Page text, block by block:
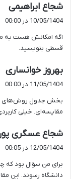
شجاع ابراهیمی
ف
:
10/05/1404 در 00:00
اگه امکانش هست یه
قسطی بنویسید.
بهروز خوانساری
:
11/05/1404 در 00:00
بخش جدول روش‌های
مقایسه‌ای. خیلی
شجاع عسگری پور
12/05/1404 در 00:05
برای من سؤال بود که
دانشگاه رسوند. این